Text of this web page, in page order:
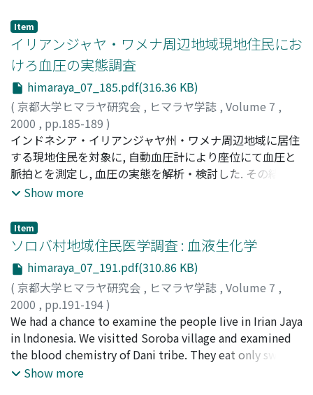
研究会であり, 前者は第一次隊として, 3年前から計画して
いるソロバ村診療所設立に必要な井戸の削掘ならびに予備
的医学調査として現地の医療状況に関する情報の収集と現
地住民のライフスタイルの把握を行った. 第二次隊は, 現役
医師ならびに看護婦を含めた医療隊として, 現地住民に対
する施療に従事するのと併行して, 諸種医学調査にたずさ
わった. 本地域は, 政治的理由によって, 外国人による諸種
の調査が困難な地域であるため, とりわけ, 原住民に関する
医学的実態はいままで明らかにされていない. 以下は, その
行動の概要である.
Item
イリアンジャヤ・ワメナ周辺地域現地住民にお
けろ血圧の実態調査
himaraya_07_185.pdf(316.36 KB)
( 京都大学ヒマラヤ研究会 , ヒマラヤ学誌 , Volume 7 ,
2000 , pp.185-189 )
青木, 啓祐;荒堀, 桃;松林, 公蔵;瀬口, 春道;Aoki, Keisuke;
Arahori, Momo;Matsubayashi, Kozo;Seguchi,
Harumichi;アオキ, ケイスケ;アラホリ, モモ;マツバヤシ,
コウゾウ ;セグチ, ハルミチ
インドネシア・イリアンジャヤ州・ワメナ周辺地域に居住
する現地住民を対象に, 自動血圧計により座位にて血圧と
脈拍とを測定し, 血圧の実態を解析・検討した. その結果加
齢による血圧の上昇がないことが示され, ワメナ周辺地域
なった. 芋以外はほとんど食べない食生活と低食塩摂取, 先
進国に比して運動量が多いことなどが, 高血圧になりにく
くしている原因ではないかと考えられた.
Show more
Item
ソロバ村地域住民医学調査 : 血液生化学
himaraya_07_191.pdf(310.86 KB)
( 京都大学ヒマラヤ研究会 , ヒマラヤ学誌 , Volume 7 ,
2000 , pp.191-194)
藤澤, 道子;和田, 泰三;松林, 公蔵; 瀬口, 春道;Fujisawa,
Michiko;Wada, Taizo;Matsubayashi, Kozo;Seguchi,
Harumichi ;フジサワ, ミチコ ;ワダ, タイゾウ;マツバヤシ,
コウゾウ ;セグチ, ハルミチ
We had a chance to examine the people Iive in Irian Jaya
in lndonesia. We visitted Soroba village and examined
the blood chemistry of Dani tribe. They eat only sweet
potatoes .every meal and very rarely pork. 215 people
Show more